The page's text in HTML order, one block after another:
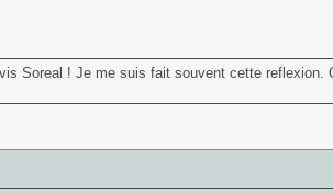
Soreal ! Je me suis fait souvent cette reflexion.